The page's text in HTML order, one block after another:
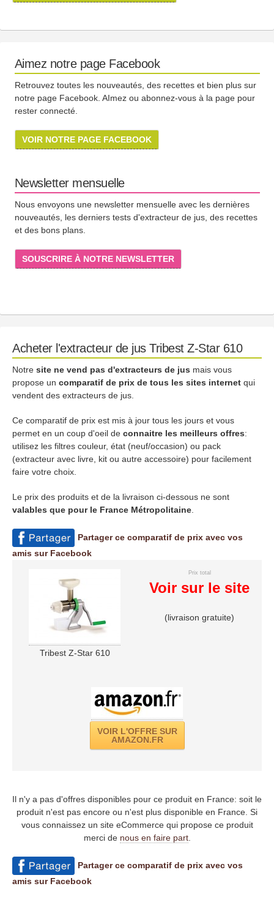
Aimez notre page Facebook
Retrouvez toutes les nouveautés, des recettes et bien plus sur
notre page Facebook. AImez ou abonnez-vous à la page pour
rester connecté.
VOIR NOTRE PAGE FACEBOOK
Newsletter mensuelle
Nous envoyons une newsletter mensuelle avec les dernières
nouveautés, les derniers tests d'extracteur de jus, des recettes
et des bons plans.
SOUSCRIRE À NOTRE NEWSLETTER
Acheter l'extracteur de jus Tribest Z-Star 610
Notre site ne vend pas d'extracteurs de jus mais vous
propose un comparatif de prix de tous les sites internet qui
vendent des extracteurs de jus.
Ce comparatif de prix est mis à jour tous les jours et vous
permet en un coup d'oeil de connaitre les meilleurs offres:
utilisez les filtres couleur, état (neuf/occasion) ou pack
(extracteur avec livre, kit ou autre accessoire) pour facilement
faire votre choix.
Le prix des produits et de la livraison ci-dessous ne sont
valables que pour le France Métropolitaine
Partager ce comparatif de prix avec vos
amis sur Facebook
Tribest Z-Star 610
Prix total
Voir sur le site
(livraison gratuite)
VOIR L'OFFRE SUR
AMAZON.FR
Il n'y a pas d'offres disponibles pour ce produit en France: soit le
produit n'est pas encore ou n'est plus disponible en France. Si
vous connaissez un site eCommerce qui propose ce produit
merci de nous en faire part.
Partager ce comparatif de prix avec vos
amis sur Facebook